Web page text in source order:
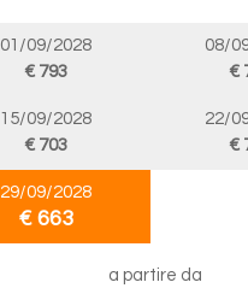
01/09/2028
€ 793
08/
€
15/09/2028
€ 703
22/
€
29/09/2028
€ 663
a partire da